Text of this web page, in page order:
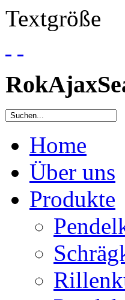
Textgröße
Home
Über uns
Produkte